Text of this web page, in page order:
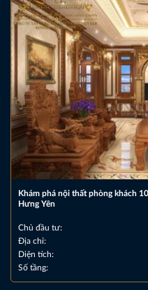
Khám phá nội thất phòng khách
Hưng Yên
Chủ đầu tư:
Địa chỉ:
Diện tích:
Số tầng: